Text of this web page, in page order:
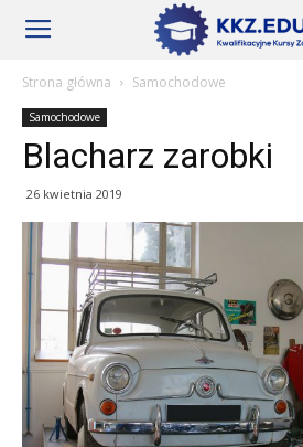
Szkoły
KKZ
Aktualności
Strona główna Samochodowe
Samochodowe
Blacharz zarobki
26 kwietnia 2019